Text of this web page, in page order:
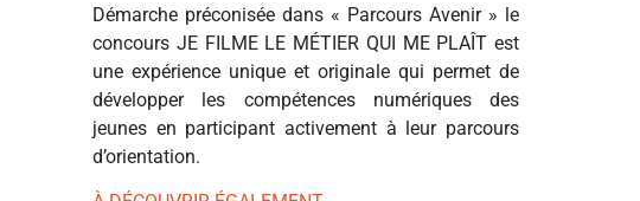
Démarche préconisée dans « Parcours Avenir » le
concours JE FILME LE MÉTIER QUI ME PLAÎT est
une expérience unique et originale qui permet de
développer les compétences numériques des
jeunes en participant activement à leur parcours
d’orientation.